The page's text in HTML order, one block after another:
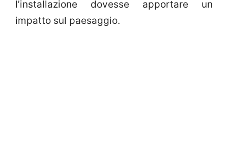
l’installazione dovesse apportare un
impatto sul paesaggio.